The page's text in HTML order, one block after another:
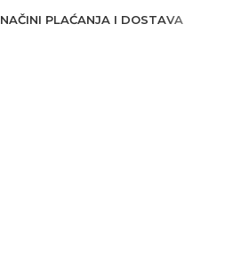
NAČINI PLAĆANJA I DOSTAVA